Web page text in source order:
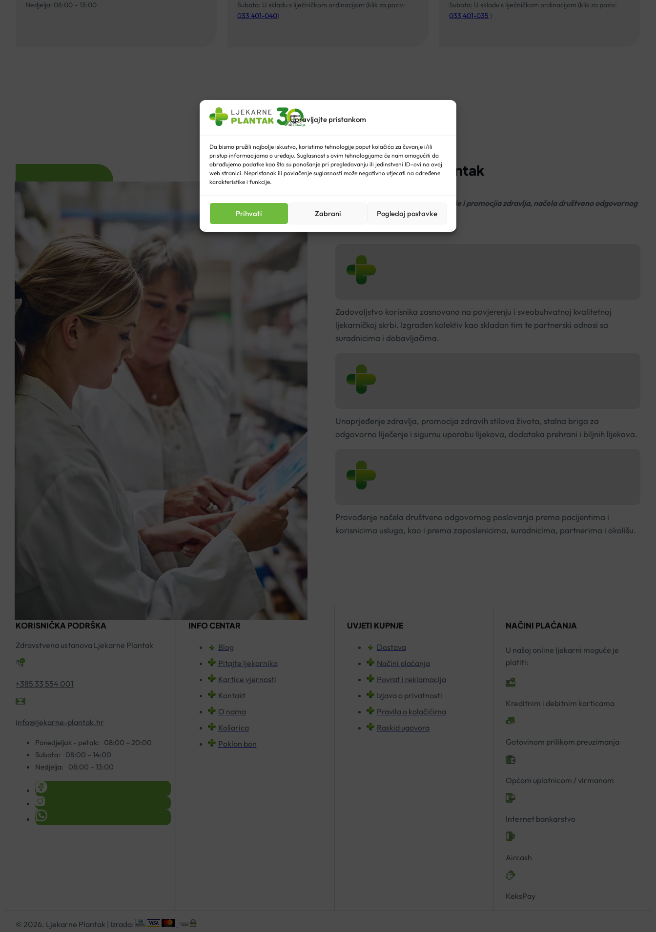
Upravljajte pristankom
Da bismo pružili najbolje iskustvo, koristimo tehnologije poput kolačića za čuvanje i/ili
pristup informacijama o uređaju. Suglasnost s ovim tehnologijama će nam omogućiti da
obrađujemo podatke kao što su ponašanje pri pregledavanju ili jedinstveni ID-ovi na ovoj
web stranici. Nepristanak ili povlačenje suglasnosti može negativno utjecati na određene
karakteristike i funkcije.
Prihvati Zabrani Pogledaj postavke
Nedjelja: 08:00 – 13:00
Subota: U skladu s liječničkom ordinacijom (klik za poziv:
033 401-040)
Subota: U skladu s liječničkom ordinacijom (klik za poziv:
033 401-035 )
Misija Ljekarne Plantak
Zadovoljstvo korisnika, unapređenje i promocjia zdravlja, načela društveno odgovornog
poslovanja
Zadovoljstvo korisnika zasnovano na povjerenju i sveobuhvatnoj kvalitetnoj
ljekarničkoj skrbi. Izgrađen kolektiv kao skladan tim te partnerski odnosi sa
suradnicima i dobavljačima.
Unaprjeđenje zdravlja, promocija zdravih stilova života, stalna briga za
odgovorno liječenje i sigurnu uporabu lijekova, dodataka prehrani i biljnih lijekova.
Provođenje načela društveno odgovornog poslovanja prema pacijentima i
korisnicima usluga, kao i prema zaposlenicima, suradnicima, partnerima i okolišu.
KORISNIČKA PODRŠKA
Zdravstvena ustanova Ljekarne Plantak
+385 33 554 001
info@ljekarne-plantak.hr
Ponedjeljak - petak:
08:00 – 20:00
Subota:
08:00 – 14:00
Nedjelja:
08:00 – 13:00
INFO CENTAR
Blog
Pitajte ljekarnika
Kartice vjernosti
Kontakt
O nama
Košarica
Poklon bon
UVJETI KUPNJE
Dostava
Načini plaćanja
Povrat i reklamacija
Izjava o privatnosti
Pravila o kolačićima
Raskid ugovora
NAČINI PLAĆANJA
U našoj online ljekarni moguće je
platiti:
Kreditnim i debitnim karticama
Gotovinom prilikom preuzimanja
Općom uplatnicom / virmanom
Internet bankarstvo
Aircash
KeksPay
© 2026. Ljekarne Plantak | Izrada: